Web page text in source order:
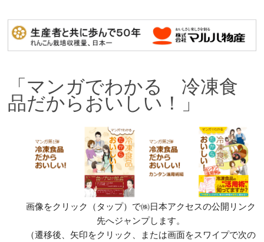
「マンガでわかる 冷凍食
品だからおいしい！」
画像をクリック（タップ）で㈱日本アクセスの公開リンク
先へジャンプします。
（遷移後、矢印をクリック、または画面をスワイプで次の